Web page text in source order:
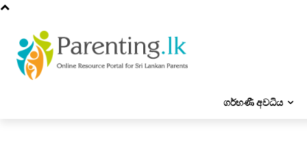
ගර්භණී අවධිය